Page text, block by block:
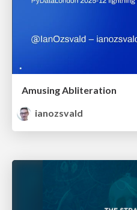
Amusing Abliteration
ianozsvald